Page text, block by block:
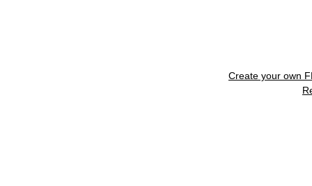
Create your own